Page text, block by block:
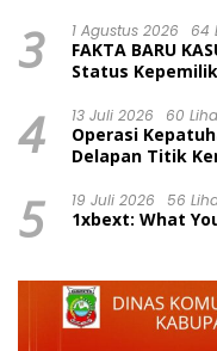
3 1 Agustus 2026 64
FAKTA BARU
Status
Dinilai Prematur
4 13 Juli 2026 60
Operasi
Delapan Titik
5 19 Juli 2026 56
1xbext: What